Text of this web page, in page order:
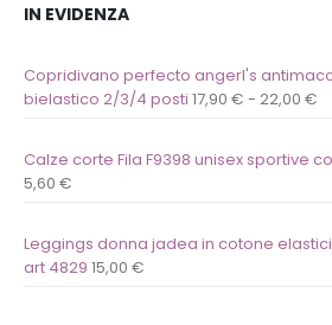
IN EVIDENZA
Copridivano perfecto angerl's
bielastico 2/3/4 posti 17,90 € - 22,00 €
Calze corte Fila F9398 unisex sportive
5,60 €
Leggings donna jadea in cotone
art 4829 15,00 €